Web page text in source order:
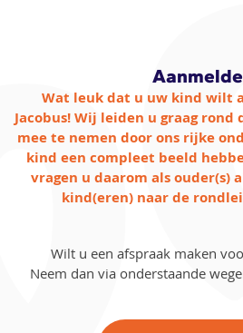
Wat leuk dat u uw kind wilt
Jacobus! Wij leiden u graag rond
mee te nemen door ons rijke
kind een compleet beeld
vragen u daarom als ouder(s)
kind(eren) naar de
Wilt u een afspraak maken
Neem dan via onderstaande